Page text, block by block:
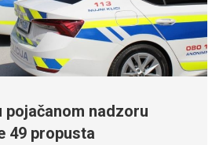
pojačanom nadzoru
49 propusta